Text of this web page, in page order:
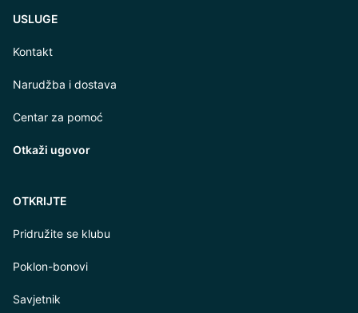
USLUGE
Kontakt
Narudžba i dostava
Centar za pomoć
Otkaži ugovor
OTKRIJTE
Pridružite se klubu
Poklon-bonovi
Savjetnik